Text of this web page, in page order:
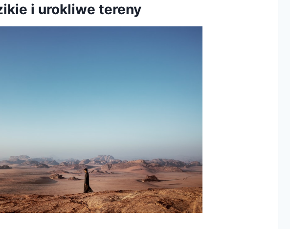
i urokliwe tereny